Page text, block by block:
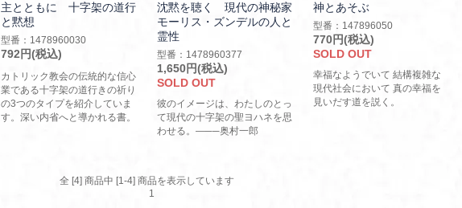
主とともに 十字架の道行
と黙想
型番：1478960030
792円(税込)
カトリック教会の伝統的な信心
業である十字架の道行きの祈り
の3つのタイプを紹介していま
す。深い内省へと導かれる書。
沈黙を聴く 現代の神秘家
モーリス・ズンデルの人と
霊性
型番：1478960377
1,650円(税込)
SOLD OUT
彼のイメージは、わたしのとっ
て現代の十字架の聖ヨハネを思
わせる。―──奥村一郎
神とあそぶ
型番：147896050
770円(税込)
SOLD OUT
幸福なようでいて 結構複雑な
現代社会において 真の幸福を
見いだす道を説く。
全 [4] 商品中 [1-4] 商品を表示しています
1